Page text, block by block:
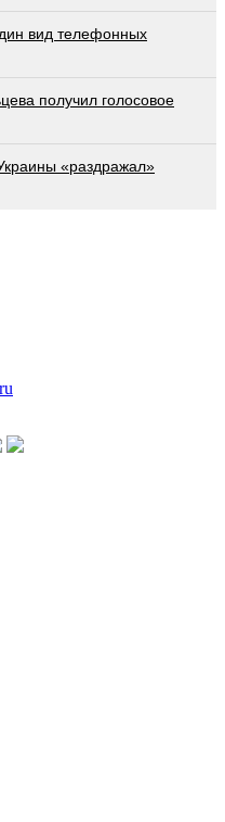
вид телефонных
получил голосовое
«раздражал»